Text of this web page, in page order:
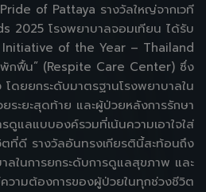
of Pattaya รางวัลใหญ่จากเวที
2025 โรงพยาบาลจอมเทียน ได้รับ
of the Year – Thailand
กฟื้น” (Respite Care Center) ซึ่ง
ดยยกระดับมาตรฐานโรงพยาบาลใน
ะยะสุดท้าย และผู้ป่วยหลังการรักษา
แลแบบองค์รวมที่เน้นความเอาใจใส่
ดี รางวัลอันทรงเกียรตินี้สะท้อนถึง
ลในการยกระดับการดูแลสุขภาพ และ
วามต้องการของผู้ป่วยในทุกช่วงชีวิต